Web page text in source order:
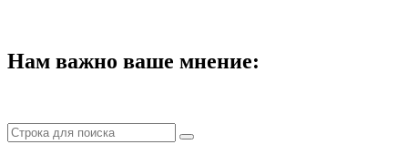
Нам важно ваше мнение: